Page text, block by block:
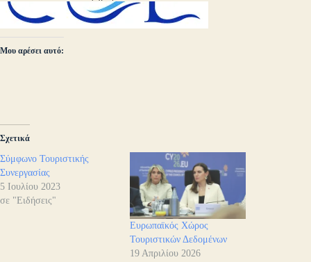
Μου αρέσει αυτό:
Σχετικά
Σύμφωνο Τουριστικής
Συνεργασίας
5 Ιουλίου 2023
σε "Ειδήσεις"
Ευρωπαϊκός Χώρος
Τουριστικών Δεδομένων
19 Απριλίου 2026